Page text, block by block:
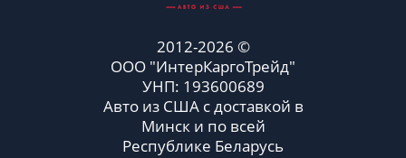
2012-2026 ©
ООО "ИнтерКаргоТрейд"
УНП: 193600689
Авто из США с доставкой в
Минск и по всей
Республике Беларусь